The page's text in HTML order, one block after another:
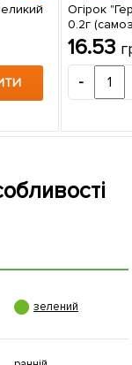
Огірок
0.2г
16.53
-
 зелений